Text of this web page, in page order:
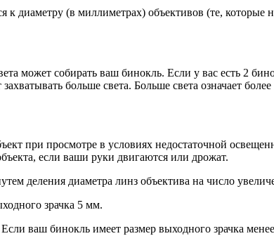
может собирать ваш бинокль. Если у вас есть 2
больше света. Больше света означает
если ваши руки двигаются или дрожат.
деления диаметра линз объектива на число
зрачка 5 мм.
ваш бинокль имеет размер выходного зрачка